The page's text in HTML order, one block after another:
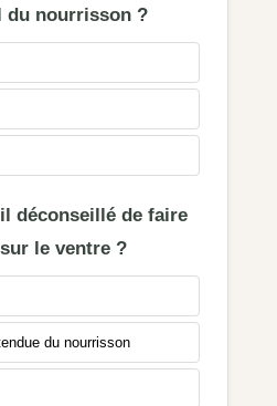
du nourrisson ?
déconseillé de faire
le ventre ?
du nourrisson